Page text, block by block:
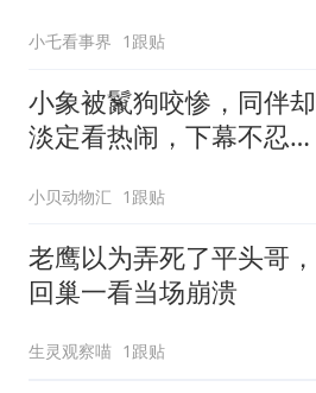
小乇看事界 1跟贴
小象被鬣狗咬惨，同伴却
淡定看热闹，下幕不忍心
小贝动物汇 1跟贴
老鹰以为弄死了平头哥，
回巢一看当场崩溃
生灵观察喵 1跟贴